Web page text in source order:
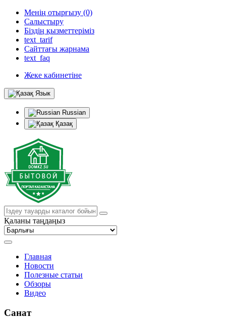
Менің отырғызу (0)
Салыстыру
Біздің қызметтеріміз
text_tarif
Сайттағы жарнама
text_faq
Жеке кабинетіне
Язык
Russian
Қазақ
Қаланы таңдаңыз
Главная
Новости
Полезные статьи
Обзоры
Видео
Санат